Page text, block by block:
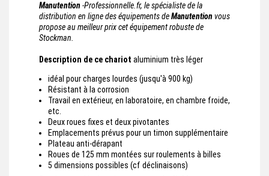
Manutention-Professionnelle.fr, le spécialiste de la
distribution en ligne des équipements deManutentionvous
propose au meilleur prix cet équipement robuste de
Stockman.
Description de ce chariot aluminium très léger
idéal pour charges lourdes (jusqu'à 900 kg)
Résistant à la corrosion
Travail en extérieur, en laboratoire, en chambre froide,
etc.
Deux roues fixes et deux pivotantes
Emplacements prévus pour un timon supplémentaire
Plateau anti-dérapant
Roues de 125 mm montées sur roulements à billes
5 dimensions possibles (cf déclinaisons)